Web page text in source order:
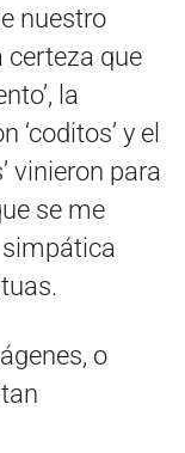
nuestro
certeza que
la
‘coditos’ y el
vinieron para
se me
o